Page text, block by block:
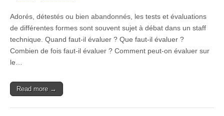
Adorés, détestés ou bien abandonnés, les tests et évaluations
de différentes formes sont souvent sujet à débat dans un staff
technique. Quand faut-il évaluer ? Que faut-il évaluer ?
Combien de fois faut-il évaluer ? Comment peut-on évaluer sur
le…
Read more →